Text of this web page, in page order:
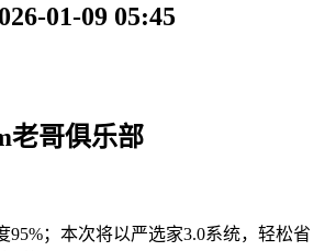
01-09 05:45
老哥俱乐部
；本次将以严选家3.0系统，轻松省